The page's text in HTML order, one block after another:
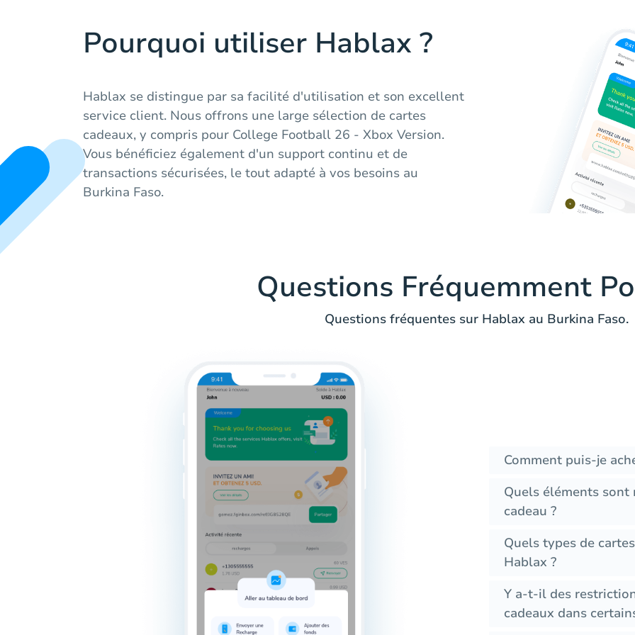
Pourquoi utiliser Hablax ?
Hablax se distingue par sa facilité d'utilisation et son excellent
service client. Nous offrons une large sélection de cartes
cadeaux, y compris pour College Football 26 - Xbox Version.
Vous bénéficiez également d'un support continu et de
transactions sécurisées, le tout adapté à vos besoins au
Burkina Faso.
Questions Fréquemment
Questions fréquentes sur Hablax au Burkina Faso.
Comment puis-je
Quels éléments sont
cadeau ?
Quels types de
Hablax ?
Y a-t-il des
cadeaux dans